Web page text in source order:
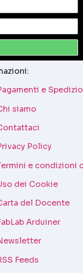
e
siamo
Policy
e condizioni
dei Cookie
del Docente
Arduiner
Feeds